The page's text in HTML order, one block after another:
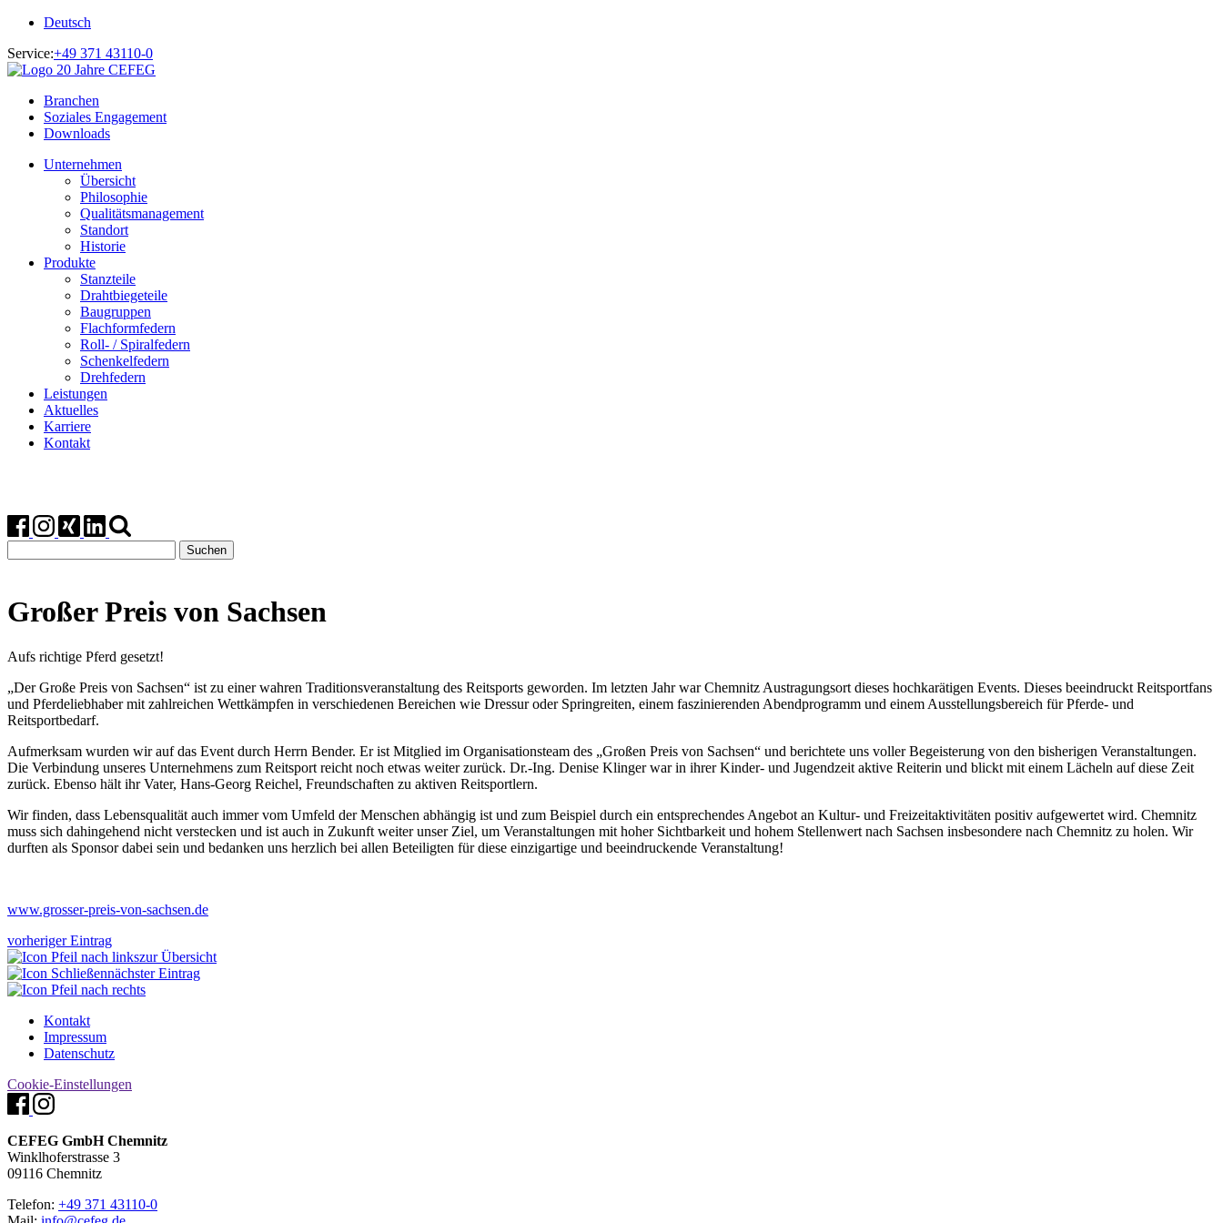
Deutsch
Service:+49 371 43110-0
Branchen
Soziales Engagement
Downloads
Unternehmen
Übersicht
Philosophie
Qualitätsmanagement
Standort
Historie
Produkte
Stanzteile
Drahtbiegeteile
Baugruppen
Flachformfedern
Roll- / Spiralfedern
Schenkelfedern
Drehfedern
Leistungen
Aktuelles
Karriere
Kontakt
nach:
Großer Preis von Sachsen
Aufs richtige Pferd gesetzt!
„Der Große Preis von Sachsen“ ist zu einer wahren Traditionsveranstaltung des Reitsports geworden. Im letzten Jahr war Chemnitz Austragungsort dieses hochkarätigen Events. Dieses beeindruckt Reitsportfans
und Pferdeliebhaber mit zahlreichen Wettkämpfen in verschiedenen Bereichen wie Dressur oder Springreiten, einem faszinierenden Abendprogramm und einem Ausstellungsbereich für Pferde- und
Reitsportbedarf.
Aufmerksam wurden wir auf das Event durch Herrn Bender. Er ist Mitglied im Organisationsteam des „Großen Preis von Sachsen“ und berichtete uns voller Begeisterung von den bisherigen Veranstaltungen.
Die Verbindung unseres Unternehmens zum Reitsport reicht noch etwas weiter zurück. Dr.-Ing. Denise Klinger war in ihrer Kinder- und Jugendzeit aktive Reiterin und blickt mit einem Lächeln auf diese Zeit
zurück. Ebenso hält ihr Vater, Hans-Georg Reichel, Freundschaften zu aktiven Reitsportlern.
Wir finden, dass Lebensqualität auch immer vom Umfeld der Menschen abhängig ist und zum Beispiel durch ein entsprechendes Angebot an Kultur- und Freizeitaktivitäten positiv aufgewertet wird. Chemnitz
muss sich dahingehend nicht verstecken und ist auch in Zukunft weiter unser Ziel, um Veranstaltungen mit hoher Sichtbarkeit und hohem Stellenwert nach Sachsen insbesondere nach Chemnitz zu holen. Wir
durften als Sponsor dabei sein und bedanken uns herzlich bei allen Beteiligten für diese einzigartige und beeindruckende Veranstaltung!
www.grosser-preis-von-sachsen.de
vorheriger Eintrag
zur Übersicht
nächster Eintrag
Kontakt
Impressum
Datenschutz
Cookie-Einstellungen
CEFEG GmbH Chemnitz
Winklhoferstrasse 3
09116 Chemnitz
Telefon: +49 371 43110-0